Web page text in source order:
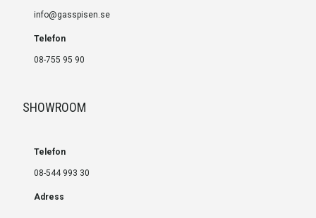
info@gasspisen.se
Telefon
08-755 95 90
SHOWROOM
Telefon
08-544 993 30
Adress